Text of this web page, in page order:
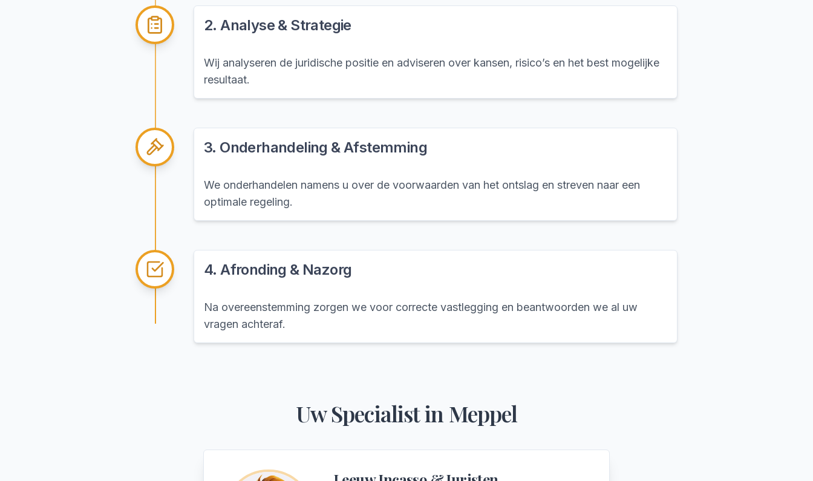
2.Analyse & Strategie
Wij analyseren de juridische positie en adviseren over kansen, risico’s en het best mogelijke
resultaat.
3. Onderhandeling & Afstemming
We onderhandelen namens u over de voorwaarden van het ontslag en streven naar een
optimale regeling.
4.Afronding & Nazorg
Na overeenstemming zorgen we voor correcte vastlegging en beantwoorden we al uw
vragen achteraf.
Uw Specialist in Meppel